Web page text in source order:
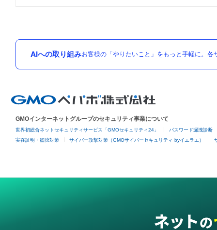
AIへの取り組みお客様の「やりたいこと」をもっと手軽に。各
GMOインターネットグループのセキュリティ事業について
世界初総合ネットセキュリティサービス「GMOセキュリティ24」 パスワード漏洩診断
実在証明・盗聴対策 サイバー攻撃対策（GMOサイバーセキュリティ byイエラエ）